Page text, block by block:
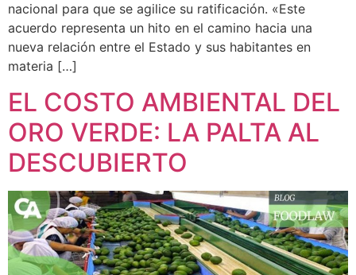
nacional para que se agilice su ratificación. «Este
acuerdo representa un hito en el camino hacia una
nueva relación entre el Estado y sus habitantes en
materia […]
EL COSTO AMBIENTAL DEL
ORO VERDE: LA PALTA AL
DESCUBIERTO